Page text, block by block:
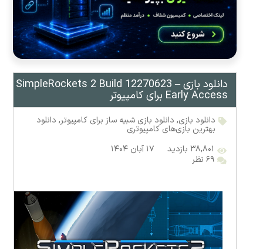
دانلود بازی SimpleRockets 2 Build 12270623 –
Early Access برای کامپیوتر
دانلود بازی, دانلود بازی شبیه ساز برای کامپیوتر, دانلود
بهترین بازی‌های کامپیوتری
۳۸,۸۰۱ بازدید
۱۷ آبان ۱۴۰۴
۶۹ نظر